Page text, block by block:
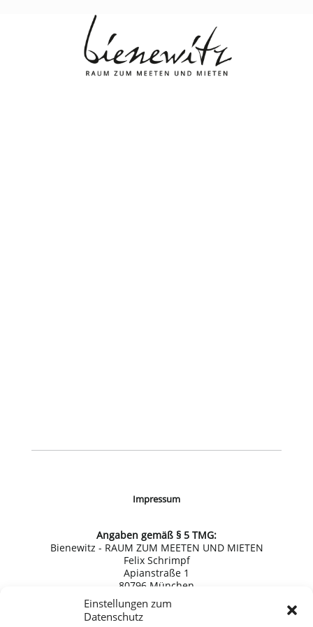
Einstellungen zum
Datenschutz
Impressum
Angaben gemäß § 5 TMG:
Bienewitz - RAUM ZUM MEETEN UND MIETEN
Felix Schrimpf
Apianstraße 1
80796 München
E-Mail: kontakt(at)bienewitz.de
Mobil: 0172-8682963
Umsatzsteuernummer 148/133/40608